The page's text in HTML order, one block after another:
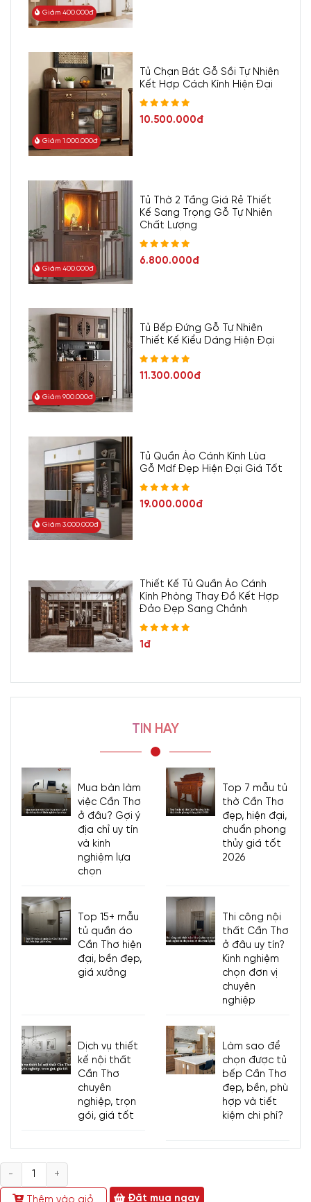
- Showroom 1:160C Trường Chinh, phường Bảy Hiền, Tp
Hồ Chí Minh
Hotline/Zalo: 0977.118.799
- Showroom 2:
606 Nguyễn Văn Quá, P. Đông Hưng
Thuận, Tp Hồ Chí Minh
- Xưởng SX: 83/10 Dương Thị Giang, P. Đông Hưng
Thuận, Tp. Hồ Chí Minh
- Hotline/Zalo: 0933.118.799
Giảm 400.000đ
Giảm 1.000.000đ
Tủ Chạn Bát Gỗ Sồi Tự Nhiên
Kết Hợp Cách Kính Hiện Đại
10.500.000đ
Giảm 400.000đ
Tủ Thờ 2 Tầng Giá Rẻ Thiết
Kế Sang Trọng Gỗ Tự Nhiên
Chất Lượng
6.800.000đ
Giảm 900.000đ
Tủ Bếp Đứng Gỗ Tự Nhiên
Thiết Kế Kiểu Dáng Hiện Đại
11.300.000đ
Giảm 3.000.000đ
Tủ Quần Áo Cánh Kính Lùa
Gỗ Mdf Đẹp Hiện Đại Giá Tốt
19.000.000đ
Thiết Kế Tủ Quần Áo Cánh
Kính Phòng Thay Đồ Kết Hợp
Đảo Đẹp Sang Chảnh
1đ
TIN HAY
Mua bàn làm
việc Cần Thơ
ở đâu? Gợi ý
địa chỉ uy tín
và kinh
nghiệm lựa
chọn
Top 7 mẫu tủ
thờ Cần Thơ
đẹp, hiện đại,
chuẩn phong
thủy giá tốt
2026
Top 15+ mẫu
tủ quần áo
Cần Thơ hiện
đại, bền đẹp,
giá xưởng
Thi công nội
thất Cần Thơ
ở đâu uy tín?
Kinh nghiệm
chọn đơn vị
chuyên
nghiệp
Dịch vụ thiết
kế nội thất
Cần Thơ
chuyên
nghiệp, trọn
gói, giá tốt
Làm sao để
chọn được tủ
bếp Cần Thơ
đẹp, bền, phù
hợp và tiết
kiệm chi phí?
Số
lượng
Đặt mua ngay